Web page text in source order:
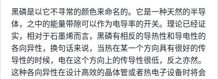
黑磷是以它不寻常的颜色来命名的。它是一种天然的半导
体，之中的能量带隙可以作为电导率的开关。理论已经证
实，相对于石墨烯而言，黑磷有相反的导热性和导电性的
各向异性，换句话来说，当热在某一个方向具有很好的传
导性的时候，电在这个方向上的传导性很低，反之亦然。
这种各向异性在设计高效的晶体管或者热电子设备时将会